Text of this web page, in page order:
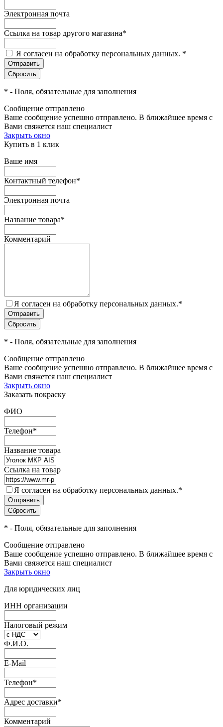
Электронная почта
Ссылка на товар другого магазина*
Я согласен на обработку персональных данных. *
* - Поля, обязательные для заполнения
Сообщение отправлено
Ваше сообщение успешно отправлено. В ближайшее время с
Вами свяжется наш специалист
Закрыть окно
Купить в 1 клик
Ваше имя
Контактный телефон*
Электронная почта
Название товара*
Комментарий
Я согласен на обработку персональных данных.*
* - Поля, обязательные для заполнения
Сообщение отправлено
Ваше сообщение успешно отправлено. В ближайшее время с
Вами свяжется наш специалист
Закрыть окно
Заказать покраску
ФИО
Телефон*
Название товара
Ссылка на товар
Я согласен на обработку персональных данных.*
* - Поля, обязательные для заполнения
Сообщение отправлено
Ваше сообщение успешно отправлено. В ближайшее время с
Вами свяжется наш специалист
Закрыть окно
Для юридических лиц
ИНН организации
Налоговый режим
Ф.И.О.
E-Mail
Телефон*
Адрес доставки*
Комментарий